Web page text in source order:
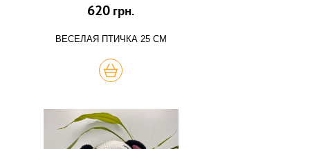
620 грн.
ВЕСЕЛАЯ ПТИЧКА 25 СМ
КУПИТЬ